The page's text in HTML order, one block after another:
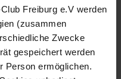
Freiburg e.V werden
(zusammen
Zwecke
gespeichert werden
Person ermöglichen.